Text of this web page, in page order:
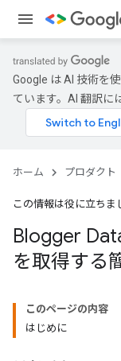
Google は AI 技術を
ています。AI 翻訳に
ホーム プロダクト
この情報は役に立ちま
Blogger
を取得する
このページの内容
はじめに